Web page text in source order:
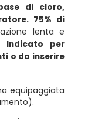
di cloro,
75% di
lenta e
Indicato per
o da inserire
equipaggiata